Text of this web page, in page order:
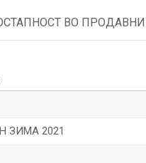
ВО
ЗИМА 2021